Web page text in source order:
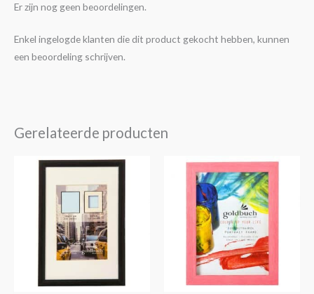
Er zijn nog geen beoordelingen.
Enkel ingelogde klanten die dit product gekocht hebben, kunnen
een beoordeling schrijven.
Gerelateerde producten
Prijsklasse:
tot
€14,30
Dit
kan
Prijsklasse:
€5,25
tot
€16,50
Dit
kan